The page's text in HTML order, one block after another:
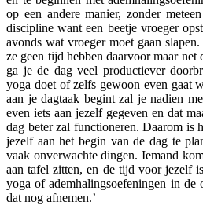
op een andere manier, zonder
discipline want een beetje vroeger
avonds wat vroeger moet gaan
ze geen tijd hebben daarvoor maar
ga je de dag veel productiever
yoga doet of zelfs gewoon even gaat
aan je dagtaak begint zal je nadien
even iets aan jezelf gegeven en dat
dag beter zal functioneren. Daarom is
jezelf aan het begin van de dag te
vaak onverwachte dingen. Iemand
aan tafel zitten, en de tijd voor jezelf
yoga of ademhalingsoefeningen in de
dat nog afnemen.’